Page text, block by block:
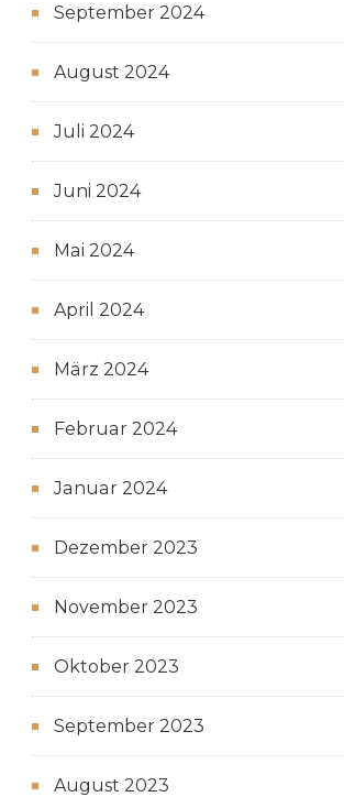
September 2024
August 2024
Juli 2024
Juni 2024
Mai 2024
April 2024
März 2024
Februar 2024
Januar 2024
Dezember 2023
November 2023
Oktober 2023
September 2023
August 2023